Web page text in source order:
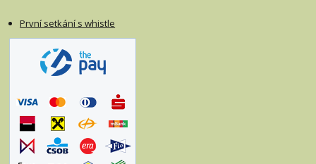
První setkání s whistle